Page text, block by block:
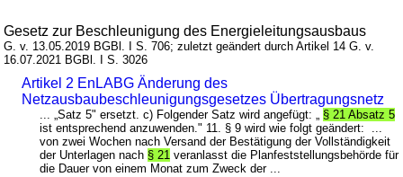
Gesetz zur Beschleunigung des Energieleitungsausbaus
G. v. 13.05.2019 BGBl. I S. 706; zuletzt geändert durch Artikel 14 G. v.
16.07.2021 BGBl. I S. 3026
Artikel 2 EnLABG Änderung des
Netzausbaubeschleunigungsgesetzes Übertragungsnetz
... „Satz 5" ersetzt. c) Folgender Satz wird angefügt: „ § 21 Absatz 5
ist entsprechend anzuwenden." 11. § 9 wird wie folgt geändert: ...
von zwei Wochen nach Versand der Bestätigung der Vollständigkeit
der Unterlagen nach § 21 veranlasst die Planfeststellungsbehörde für
die Dauer von einem Monat zum Zweck der ...